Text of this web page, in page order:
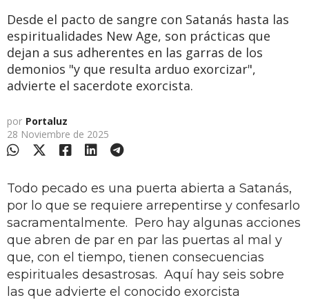
Desde el pacto de sangre con Satanás hasta las
espiritualidades New Age, son prácticas que
dejan a sus adherentes en las garras de los
demonios "y que resulta arduo exorcizar",
advierte el sacerdote exorcista.
por Portaluz
28 Noviembre de 2025
Todo pecado es una puerta abierta a Satanás,
por lo que se requiere arrepentirse y confesarlo
sacramentalmente. Pero hay algunas acciones
que abren de par en par las puertas al mal y
que, con el tiempo, tienen consecuencias
espirituales desastrosas. Aquí hay seis sobre
las que advierte el conocido exorcista